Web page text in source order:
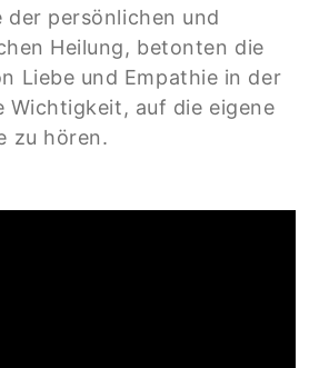
der persönlichen und
Heilung, betonten die
Liebe und Empathie in der
Wichtigkeit, auf die eigene
zu hören.